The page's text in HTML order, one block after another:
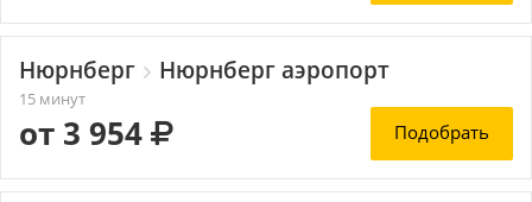
Нюрнберг Нюрнберг аэропорт
15 минут
от 3 954 Подобрать